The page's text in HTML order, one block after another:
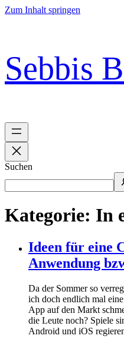
Zum Inhalt springen
Sebbis
Suchen
Kategorie: In
Ideen für eine
Anwendung
Da der Sommer so
ich doch endlich mal
App auf den Markt
die Leute noch? Spiele
Android und iOS